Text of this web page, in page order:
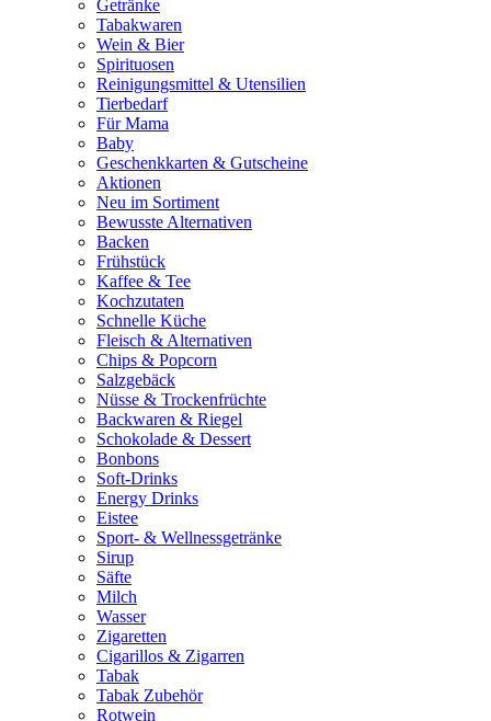
Getränke
Tabakwaren
Wein & Bier
Spirituosen
Reinigungsmittel & Utensilien
Tierbedarf
Für Mama
Baby
Geschenkkarten & Gutscheine
Aktionen
Neu im Sortiment
Bewusste Alternativen
Backen
Frühstück
Kaffee & Tee
Kochzutaten
Schnelle Küche
Fleisch & Alternativen
Chips & Popcorn
Salzgebäck
Nüsse & Trockenfrüchte
Backwaren & Riegel
Schokolade & Dessert
Bonbons
Soft-Drinks
Energy Drinks
Eistee
Sport- & Wellnessgetränke
Sirup
Säfte
Milch
Wasser
Zigaretten
Cigarillos & Zigarren
Tabak
Tabak Zubehör
Rotwein